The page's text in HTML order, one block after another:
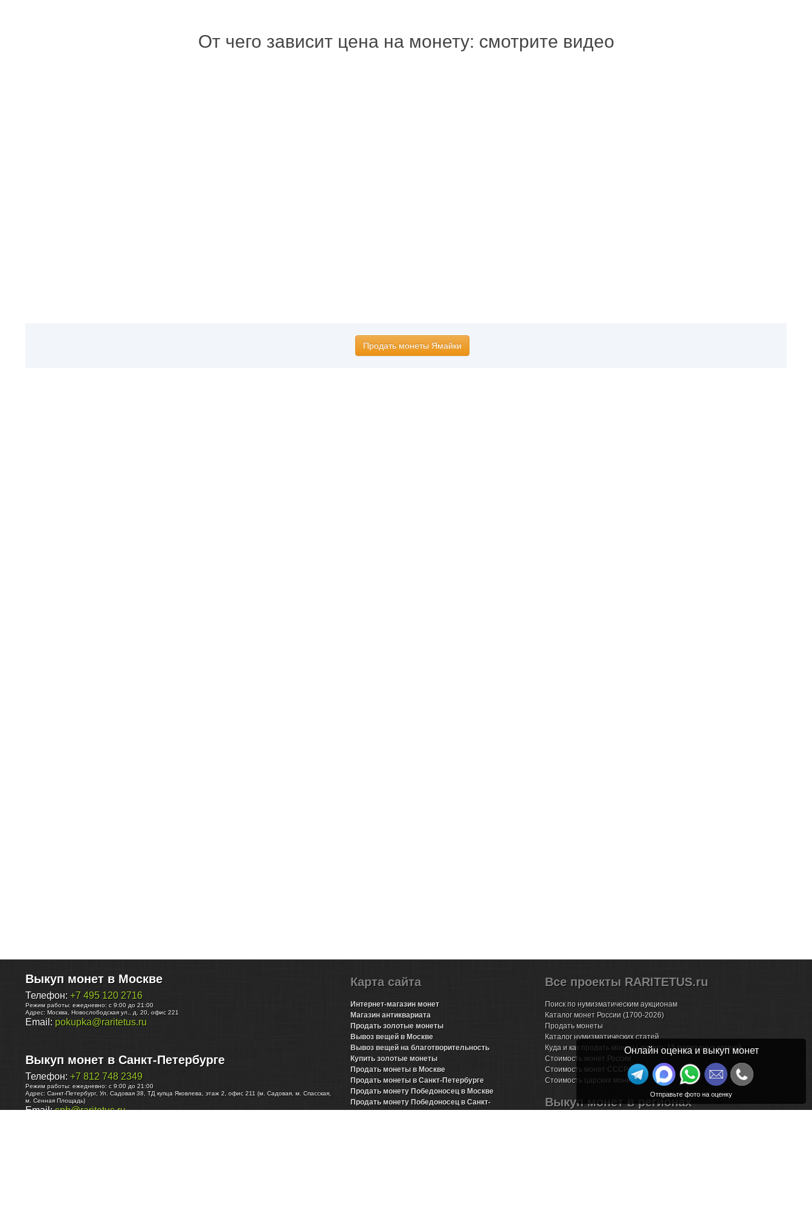
От чего зависит цена на монету: смотрите видео
Продать монеты Ямайки
Выкуп монет в Москве
Телефон: +7 495 120 2716
Режим работы: ежедневно: с 9:00 до 21:00
Адрес: Москва Новослободская ул., д. 20, офис 221
Email: pokupka@raritetus.ru
Выкуп монет в Санкт-Петербурге
Телефон: +7 812 748 2349
Режим работы: ежедневно: с 9:00 до 21:00
Адрес: Санкт-Петербург, Ул. Садовая 38, ТД купца Яковлева, этаж 2, офис 211 (м. Садовая, м. Спасская,
м. Сенная Площадь)
Email:spb@raritetus.ru
Карта сайта
Интернет-магазин монет
Магазин антиквариата
Продать золотые монеты
Вывоз вещей в Москве
Вывоз вещей на благотворительность
Купить золотые монеты
Продать монеты в Москве
Продать монеты в Санкт-Петербурге
Продать монету Победоносец в Москве
Продать монету Победоносец в Санкт-
Все проекты RARITETUS.ru
Поиск по нумизматическим аукционам
Каталог монет России (1700-2026)
Продать монеты
Каталог нумизматических статей
Куда и как продать монеты дорого: 15 подводных камней
Стоимость монет России
Стоимость монет СССР
Стоимость царских монет
Выкуп монет в регионах
Онлайн оценка и выкуп монет